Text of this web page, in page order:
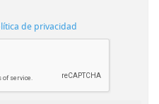
de privacidad